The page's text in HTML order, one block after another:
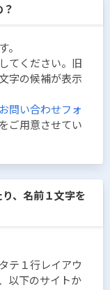
。
てください。旧
字の候補が表示
お問い合わせフォ
ご用意させてい
、名前１文字を
テ１行レイアウ
以下のサイトか